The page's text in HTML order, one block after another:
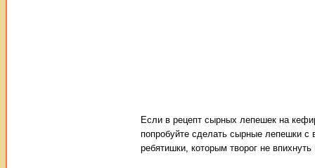
Если в рецепт сырных лепешек на
попробуйте сделать сырные лепешки с
ребятишки, которым творог не